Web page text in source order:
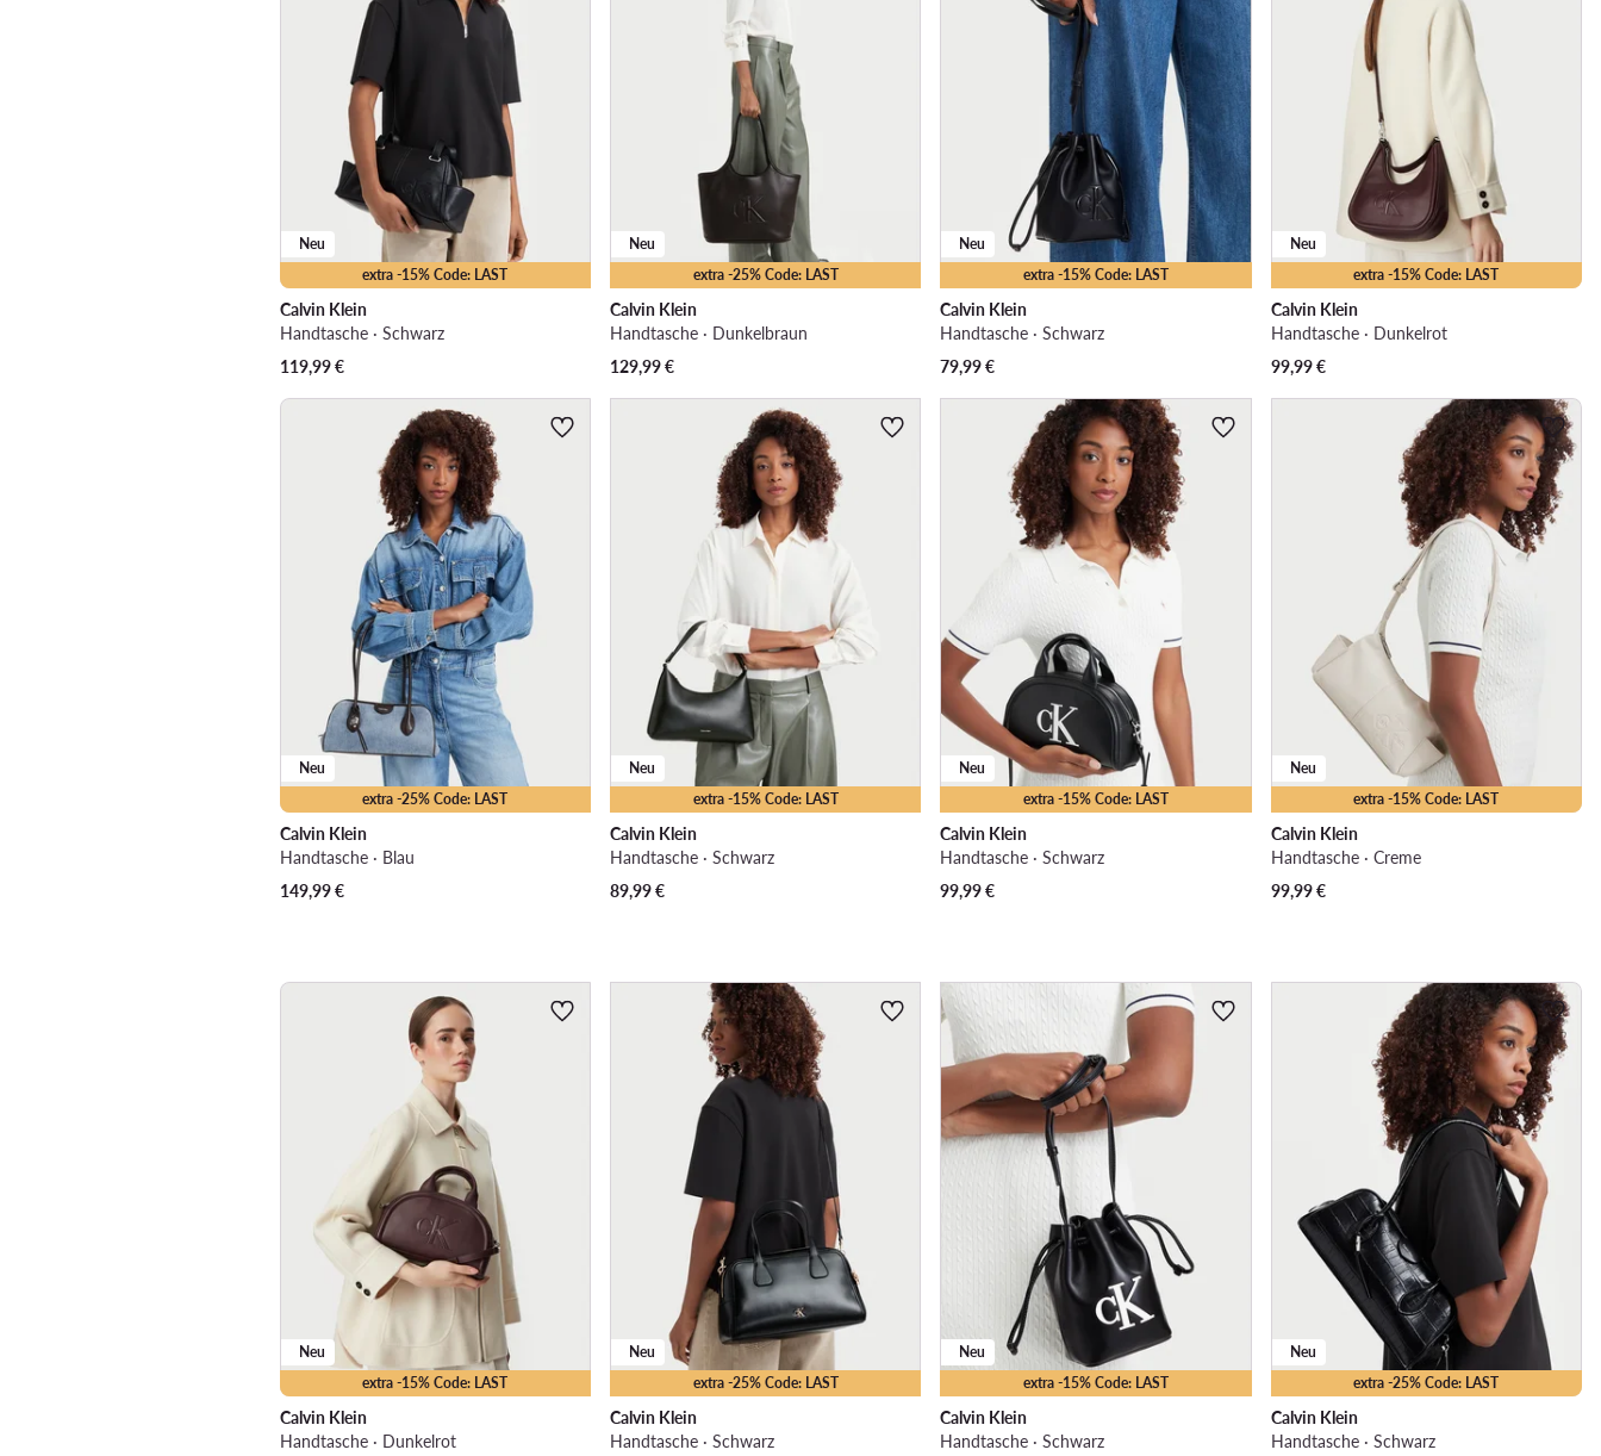
extra -15% Code: LAST
Neu
Calvin Klein
Handtasche · Schwarz
119,99€
extra -25% Code: LAST
Neu
Calvin Klein
Handtasche · Dunkelbraun
129,99€
extra -15% Code: LAST
Neu
Calvin Klein
Handtasche · Schwarz
79,99€
extra -15% Code: LAST
Neu
Calvin Klein
Handtasche · Dunkelrot
99,99€
extra -25% Code: LAST
Neu
Calvin Klein
Handtasche · Blau
149,99€
extra -15% Code: LAST
Neu
Calvin Klein
Handtasche · Schwarz
89,99€
extra -15% Code: LAST
Neu
Calvin Klein
Handtasche · Schwarz
99,99€
extra -15% Code: LAST
Neu
Calvin Klein
Handtasche · Creme
99,99€
extra -15% Code: LAST
Neu
Calvin Klein
Handtasche · Dunkelrot
extra -25% Code: LAST
Neu
Calvin Klein
Handtasche · Schwarz
extra -15% Code: LAST
Neu
Calvin Klein
Handtasche · Schwarz
extra -25% Code: LAST
Neu
Calvin Klein
Handtasche · Schwarz